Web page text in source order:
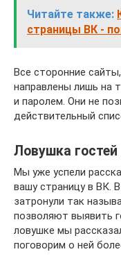
Читайте также:
страницы ВК -
Все сторонние
направлены лишь на
и паролем. Они не
действительный
Ловушка
Мы уже успели
вашу страницу в ВК.
затронули так
позволяют выявить
ловушке мы
поговорим о ней